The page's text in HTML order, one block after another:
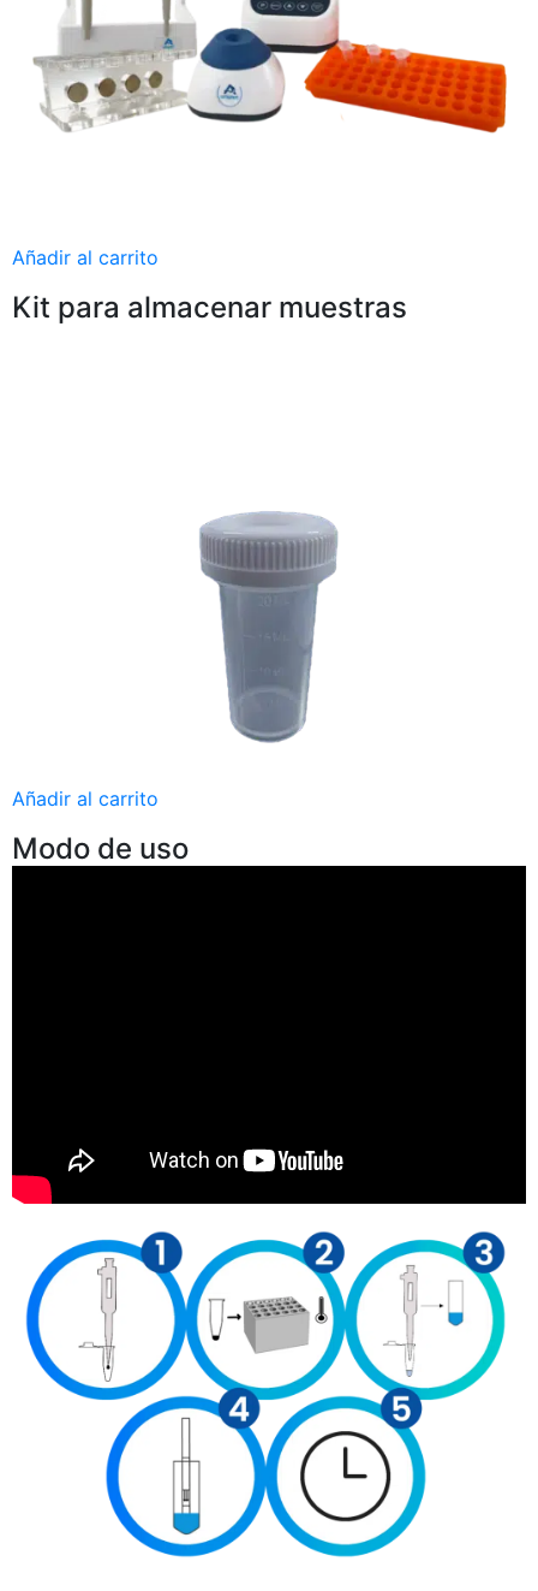
Añadir al carrito
Kit para almacenar muestras
Añadir al carrito
Modo de uso